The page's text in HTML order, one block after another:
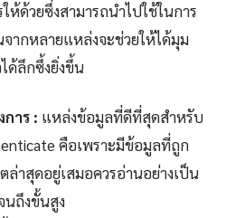
ด้วยซึ่งสามารถนำไปใช้ในการ
จากหลายแหล่งจะช่วยให้ได้มุม
ด้ลึกซึ้งยิ่งขึ้น
การ : แหล่งข้อมูลที่ดีที่สุดสำหรับ
คือเพราะมีข้อมูลที่ถูก
าสุดอยู่เสมอควรอ่านอย่างเป็น
นถึงขั้นสูง